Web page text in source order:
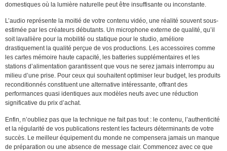
domestiques où la lumière naturelle peut être insuffisante ou inconstante.
L’audio représente la moitié de votre contenu vidéo, une réalité souvent sous-
estimée par les créateurs débutants. Un microphone externe de qualité, qu’il
soit lavallière pour la mobilité ou statique pour le studio, améliore
drastiquement la qualité perçue de vos productions. Les accessoires comme
les cartes mémoire haute capacité, les batteries supplémentaires et les
stations d’alimentation garantissent que vous ne serez jamais interrompu au
milieu d’une prise. Pour ceux qui souhaitent optimiser leur budget, les produits
reconditionnés constituent une alternative intéressante, offrant des
performances quasi identiques aux modèles neufs avec une réduction
significative du prix d’achat.
Enfin, n’oubliez pas que la technique ne fait pas tout : le contenu, l’authenticité
et la régularité de vos publications restent les facteurs déterminants de votre
succès. Le meilleur équipement du monde ne compensera jamais un manque
de préparation ou une absence de message clair. Commencez avec ce que